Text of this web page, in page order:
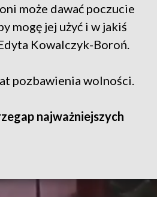
może dawać poczucie
mogę jej użyć i w jakiś
Kowalczyk-Boroń.
pozbawienia wolności.
najważniejszych